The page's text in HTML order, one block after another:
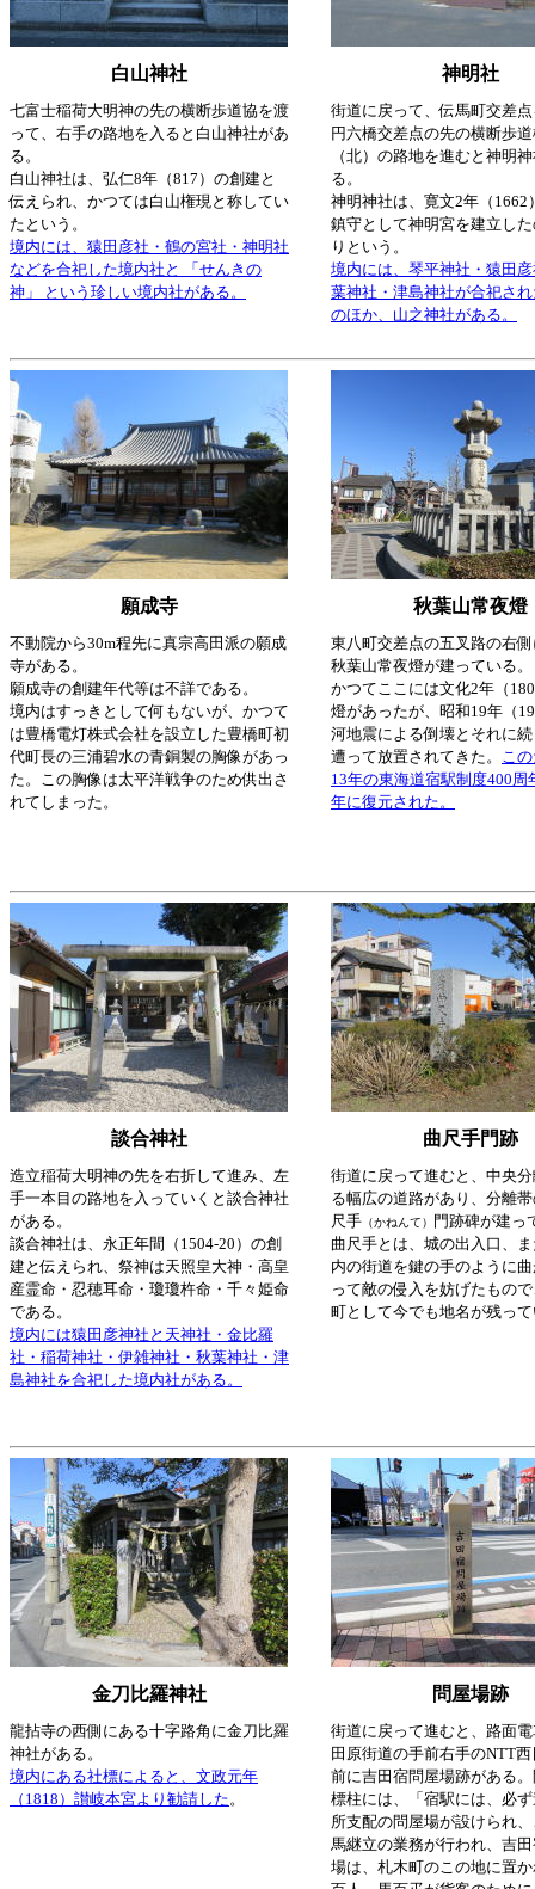
白山神社 神明社
七富士稲荷大明神の先の横断歩道協を渡
って、右手の路地を入ると白山神社があ
る。
白山神社は、弘仁8年（817）の創建と
伝えられ、かつては白山権現と称してい
たという。
境内には、猿田彦社・鶴の宮社・神明社
などを合祀した境内社と 「せんきの
神」 という珍しい境内社がある。
街道に戻って、伝馬町交差
円六橋交差点の先の横断歩
（北）の路地を進むと神明
る。
神明神社は、寛文2年（1662
鎮守として神明宮を建立し
りという。
境内には、琴平神社・猿田
葉神社・津島神社が合祀さ
のほか、山之神社がある。
願成寺 秋葉山常夜燈
不動院から30m程先に真宗高田派の願成
寺がある。
願成寺の創建年代等は不詳である。
境内はすっきとして何もないが、かつて
は豊橋電灯株式会社を設立した豊橋町初
代町長の三浦碧水の青銅製の胸像があっ
た。この胸像は太平洋戦争のため供出さ
れてしまった。
東八町交差点の五叉路の右
秋葉山常夜燈が建っている。
かつてここには文化2年（
燈があったが、昭和19年（
河地震による倒壊とそれに
遭って放置されてきた。 こ
13年の東海道宿駅制度400周
年に復元された。
談合神社 曲尺手門跡
造立稲荷大明神の先を右折して進み、左
手一本目の路地を入っていくと談合神社
がある。
談合神社は、永正年間（1504-20）の創
建と伝えられ、祭神は天照皇大神・高皇
産霊命・忍穂耳命・瓊瓊杵命・千々姫命
である。
境内には猿田彦神社と天神社・金比羅
社・稲荷神社・伊雑神社・秋葉神社・津
島神社を合祀した境内社がある。
街道に戻って進むと、中央
る幅広の道路があり、分離
尺手 （かねんて）
門跡碑が建っ
曲尺手とは、城の出入口、
内の街道を鍵の手のように
って敵の侵入を妨げたもの
町として今でも地名が残っ
金刀比羅神社 問屋場跡
龍拈寺の西側にある十字路角に金刀比羅
神社がある。
境内にある社標によると、文政元年
（1818）讃岐本宮より勧請した。
街道に戻って進むと、路面
田原街道の手前右手のNTT
前に吉田宿問屋場跡がある
標柱には、「宿駅には、必
所支配の問屋場が設けられ
馬継立の業務が行われ、吉
場は、札木町のこの地に置